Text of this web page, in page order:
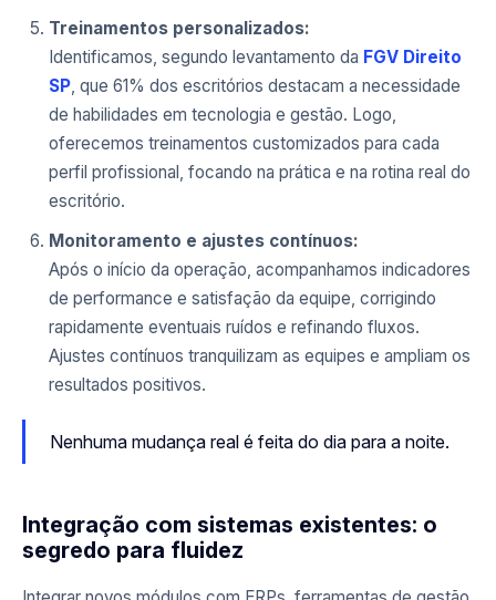
Treinamentos personalizados:
Identificamos, segundo levantamento da FGV Direito
SP , que 61% dos escritórios destacam a necessidade
de habilidades em tecnologia e gestão. Logo,
oferecemos treinamentos customizados para cada
perfil profissional, focando na prática e na rotina real do
escritório.
Monitoramento e ajustes contínuos:
Após o início da operação, acompanhamos indicadores
de performance e satisfação da equipe, corrigindo
rapidamente eventuais ruídos e refinando fluxos.
Ajustes contínuos tranquilizam as equipes e ampliam os
resultados positivos.
Nenhuma mudança real é feita do dia para a noite.
Integração com sistemas existentes: o
segredo para fluidez